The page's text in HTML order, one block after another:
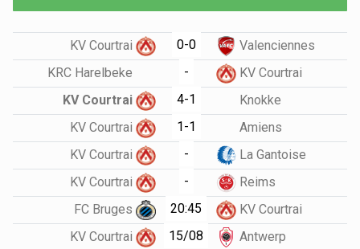
KV Courtrai 0-0
Valenciennes
KRC Harelbeke
-
KV Courtrai
KV Courtrai
4-1
Knokke
KV Courtrai
1-1
Amiens
KV Courtrai
-
La Gantoise
KV Courtrai
-
Reims
FC Bruges
20:45
KV Courtrai
KV Courtrai
15/08
Antwerp